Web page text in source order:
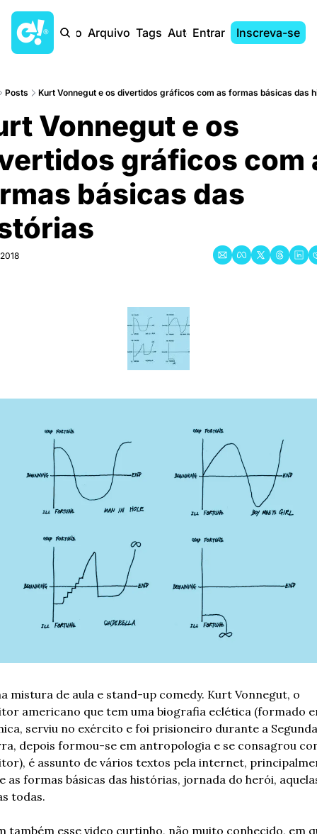
Início Arquivo Tags AutoresEntrar Inscreva-se
Posts Kurt Vonnegut e os divertidos gráficos com as formas básicas das
Vonnegut e os
gráficos com
básicas das
mistura de aula e stand-up comedy. Kurt Vonnegut, o
americano que tem uma biografia eclética (formado
serviu no exército e foi prisioneiro durante a Segunda
depois formou-se em antropologia e se consagrou
é assunto de vários textos pela internet,
as formas básicas das histórias, jornada do herói,
todas.
também esse video curtinho, não muito conhecido, em